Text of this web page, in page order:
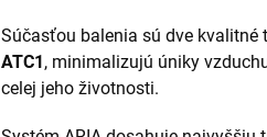
Súčasťou balenia sú dve kvalitné
ATC1 , minimalizujú úniky
celej jeho životnosti.